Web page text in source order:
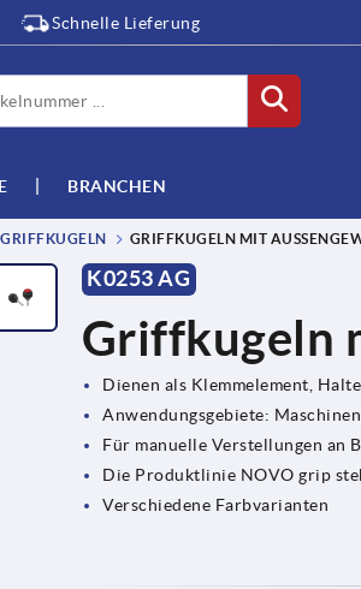
Schnelle Lieferung
BRANCHEN
GRIFFKUGELN GRIFFKUGELN MIT
K0253 AG
Griffkugeln
Dienen als Klemmelement,
Anwendungsgebiete:
Für manuelle Verstellungen an
Die Produktlinie NOVO grip
Verschiedene Farbvarianten